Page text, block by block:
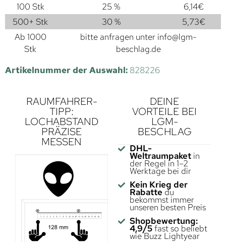
100 Stk
25 % 6,14€
500+ Stk
30 % 5,73€
Ab 1000
Stk
bitte anfragen unter info@lgm-
beschlag.de
Artikelnummer der Auswahl: 828226
RAUMFAHRER-
TIPP:
LOCHABSTAND
PRÄZISE
MESSEN
DEINE
VORTEILE BEI
LGM-
BESCHLAG
DHL-
Weltraumpaketin
der Regel in 1–2
Werktage bei dir
Kein Krieg der
Rabatte du
bekommst immer
unseren besten Preis
Shopbewertung:
4,9/5fast so beliebt
wie Buzz Lightyear